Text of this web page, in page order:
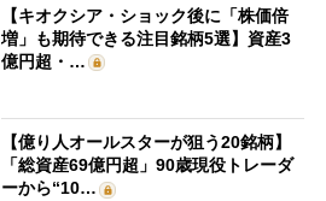
【キオクシア・ショック後に「株価倍
増」も期待できる注目銘柄5選】資産3
億円超・…
【億り人オールスターが狙う20銘柄】
「総資産69億円超」90歳現役トレーダ
ーから“10…